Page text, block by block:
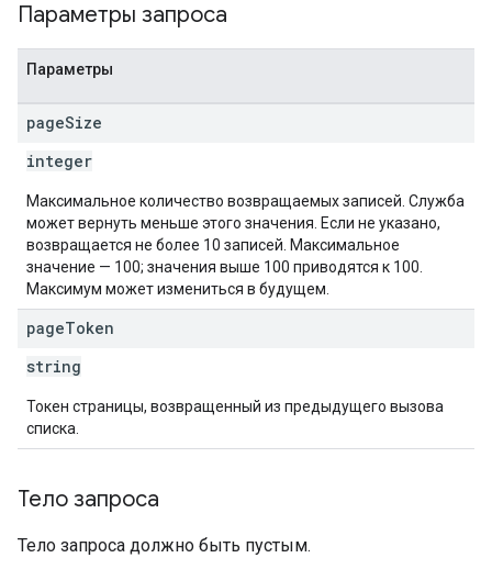
Параметры запроса
Параметры
pageSize
integer
Максимальное количество возвращаемых записей. Служба
может вернуть меньше этого значения. Если не указано,
возвращается не более 10 записей. Максимальное
значение — 100; значения выше 100 приводятся к 100.
Максимум может измениться в будущем.
pageToken
string
Токен страницы, возвращенный из предыдущего вызова
списка.
Тело запроса
Тело запроса должно быть пустым.